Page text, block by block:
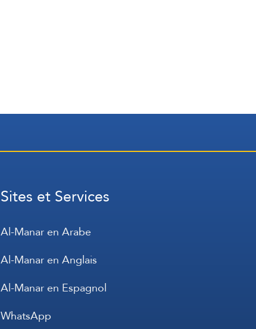
Sites et Services
Al-Manar en Arabe
Al-Manar en Anglais
Al-Manar en Espagnol
WhatsApp